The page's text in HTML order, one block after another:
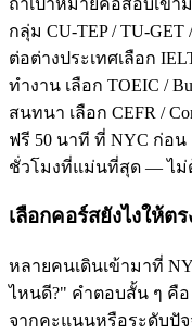
กลุ่ม CU-TEP / TU-GET
ต่อต่างประเทศเลือก
ทำงาน เลือก TOEIC /
สนทนา เลือก CEFR /
ฟรี 50 นาที ที่ NYC ก่อ
ชั่วโมงที่แม่นที่สุด — ไม่
เลือกคอร์สยังไงให้ต
หลายคนเดินเข้ามาที่
ไหนดี?" คำตอบสั้น ๆ คือ
จากคะแนนหรือระดับปั